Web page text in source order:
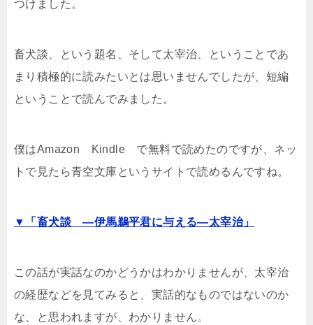
つけました。
畜犬談、という題名、そして太宰治、ということであ
まり積極的に読みたいとは思いませんでしたが、短編
ということで読んでみました。
僕はAmazon Kindle で無料で読めたのですが、ネッ
トで見たら青空文庫というサイトで読めるんですね。
▼「畜犬談 ―伊馬鵜平君に与える―太宰治」
この話が実話なのかどうかはわかりませんが、太宰治
の経歴などを見てみると、実話的なものではないのか
な、と思われますが、わかりません。